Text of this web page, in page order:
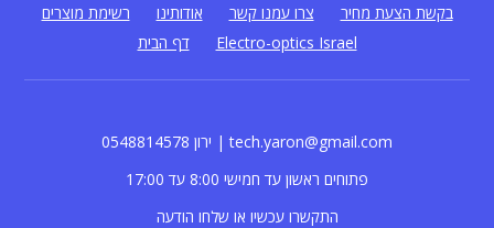
רשימת מוצרים
אודותינו צרו עמנו קשר
בקשת הצעת מחיר
דף הבית
Electro-optics Israel
0548814578 ירון | tech.yaron@gmail.com
פתוחים ראשון עד חמישי 8:00 עד 17:00
התקשרו עכשיו או שלחו הודעה